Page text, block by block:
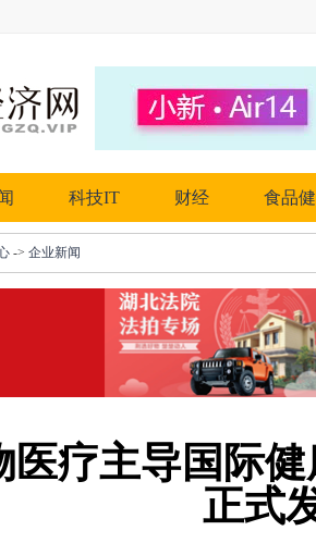
科技IT 财经 食品
-> 企业新闻
医疗主导国际
正式